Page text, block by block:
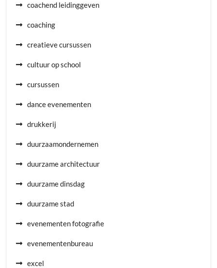
coachend leidinggeven
coaching
creatieve cursussen
cultuur op school
cursussen
dance evenementen
drukkerij
duurzaamondernemen
duurzame architectuur
duurzame dinsdag
duurzame stad
evenementen fotografie
evenementenbureau
excel